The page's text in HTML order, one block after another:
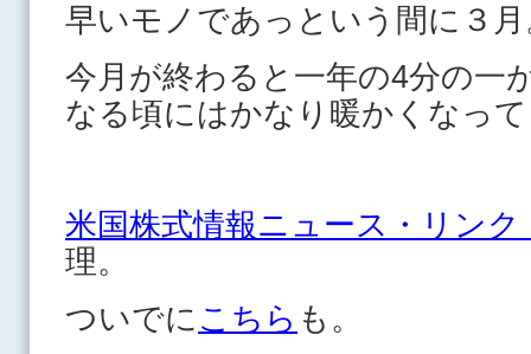
早いモノであっという間に３
今月が終わると一年の4分の一
なる頃にはかなり暖かくなっ
米国株式情報ニュース・リン
理。
ついでに こちら も。